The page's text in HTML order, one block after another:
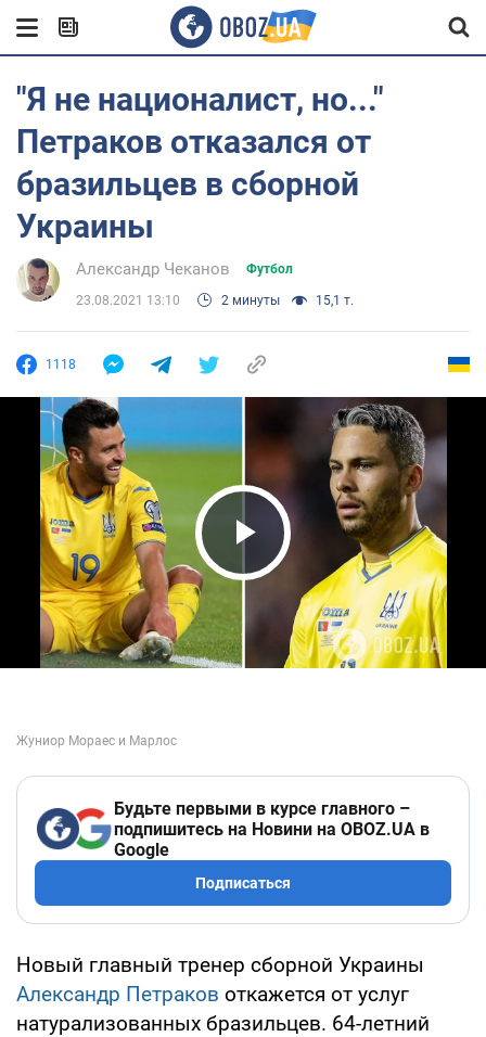
"Я не националист, но..."
Петраков отказался от
бразильцев в сборной
Украины
Александр Чеканов Футбол
23.08.2021 13:10 2 минуты 15,1 т.
1118
Play Video
Будьте первыми в курсе главного –
подпишитесь на Новини на OBOZ.UA в
Google
Подписаться
Новый главный тренер сборной Украины
Александр Петраков откажется от услуг
натурализованных бразильцев. 64-летний